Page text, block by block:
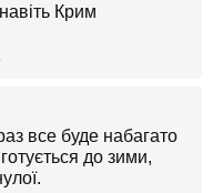
Крим
все буде набагато
до зими,